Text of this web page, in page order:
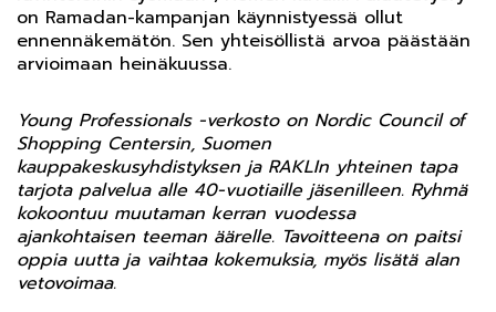
on Ramadan-kampanjan käynnistyessä ollut
ennennäkemätön. Sen yhteisöllistä arvoa päästään
arvioimaan heinäkuussa.
Young Professionals -verkosto on Nordic Council of
Shopping Centersin, Suomen
kauppakeskusyhdistyksen ja RAKLIn yhteinen tapa
tarjota palvelua alle 40-vuotiaille jäsenilleen. Ryhmä
kokoontuu muutaman kerran vuodessa
ajankohtaisen teeman äärelle. Tavoitteena on paitsi
oppia uutta ja vaihtaa kokemuksia, myös lisätä alan
vetovoimaa.